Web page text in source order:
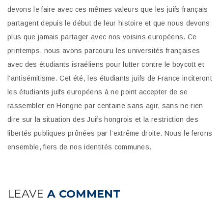
devons le faire avec ces mêmes valeurs que les juifs français
partagent depuis le début de leur histoire et que nous devons
plus que jamais partager avec nos voisins européens. Ce
printemps, nous avons parcouru les universités françaises
avec des étudiants israéliens pour lutter contre le boycott et
l’antisémitisme. Cet été, les étudiants juifs de France inciteront
les étudiants juifs européens à ne point accepter de se
rassembler en Hongrie par centaine sans agir, sans ne rien
dire sur la situation des Juifs hongrois et la restriction des
libertés publiques prônées par l’extrême droite. Nous le ferons
ensemble, fiers de nos identités communes.
LEAVE A COMMENT